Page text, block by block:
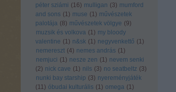
péter sziámi (16) mulligan (3) mumford
and sons (1) muse (1) művészetek
palotája (8) művészetek völgye (9)
muzsik és volkova (1) my bloody
valentine (1) n&sk (1) negyvenkettő (1)
nemereszt (4) nemes andrás (1)
nemjuci (1) nesze zen (1) nevem senki
(2) nick cave (1) nils (3) no seatbeltz (3)
nunki bay starship (3) nyereményjáték
(11) óbudai kulturális (1) omega (1)